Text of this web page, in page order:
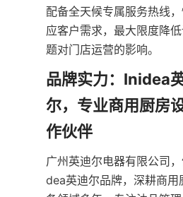
配备全天候专属服务热线
应客户需求，最大限度降
题对门店运营的影响。
品牌实力：Inidea
尔，专业商用厨房
作伙伴
广州英迪尔电器有限公司
dea英迪尔品牌，深耕商用